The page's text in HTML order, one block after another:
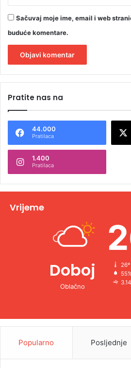
Sačuvaj moje ime, email i web
buduće komentare.
t
n
t
v
Pratite nas na
44.000
Pratilaca
1.400
Pratilaca
Vrijeme
Doboj
Oblačno
Popularno Posljednje